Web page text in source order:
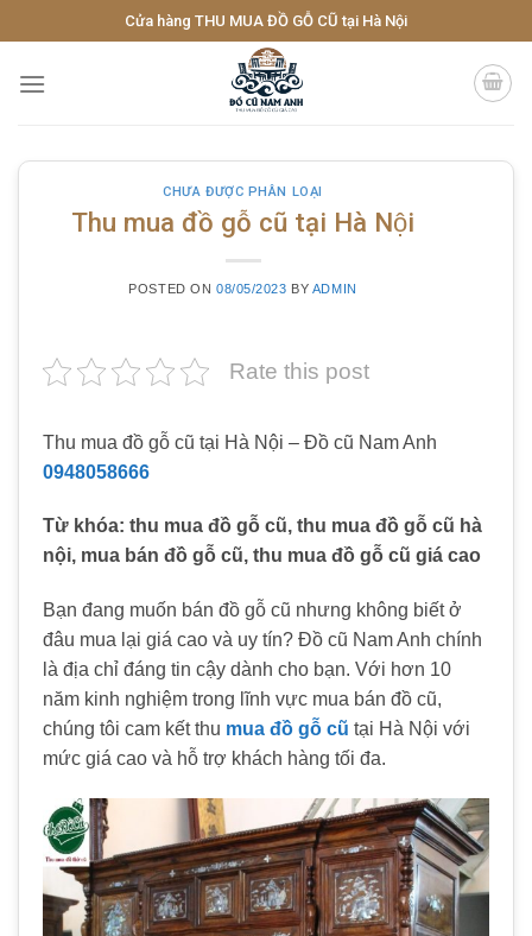
to
content
Cửa hàng THU MUA ĐỒ GỖ CŨ tại Hà Nội
CHƯA ĐƯỢC PHÂN LOẠI
Thu mua đồ gỗ cũ tại Hà Nội
POSTED ON 08/05/2023 BY ADMIN
Rate this post
Thu mua đồ gỗ cũ tại Hà Nội – Đồ cũ Nam Anh
0948058666
Từ khóa: thu mua đồ gỗ cũ, thu mua đồ gỗ cũ hà
nội, mua bán đồ gỗ cũ, thu mua đồ gỗ cũ giá cao
Bạn đang muốn bán đồ gỗ cũ nhưng không biết ở
đâu mua lại giá cao và uy tín? Đồ cũ Nam Anh chính
là địa chỉ đáng tin cậy dành cho bạn. Với hơn 10
năm kinh nghiệm trong lĩnh vực mua bán đồ cũ,
chúng tôi cam kết thu mua đồ gỗ cũ tại Hà Nội với
mức giá cao và hỗ trợ khách hàng tối đa.